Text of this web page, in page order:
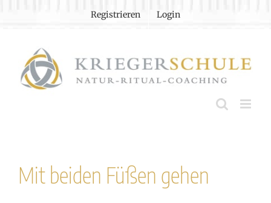
springen
Registrieren Login
Mit beiden Füßen gehen